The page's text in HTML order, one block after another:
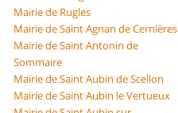
Mairie de Rugles
Mairie de Saint Agnan de Cernières
Mairie de Saint Antonin de
Sommaire
Mairie de Saint Aubin de Scellon
Mairie de Saint Aubin le Vertueux